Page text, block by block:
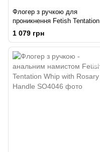
Флогер з ручкою для
проникнення Fetish Tentation
Whip with Ogive Handle
1 079 грн